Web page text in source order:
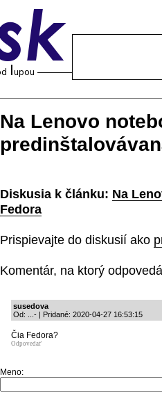
Na Lenovo
Diskusia k článku: Na
Fedora
Prispievajte do diskusií ako
Komentár, na ktorý
susedova
Od: ...- | Pridané: 2020-04-27 16:53:15
Čia Fedora?
Odpovedať
Meno: